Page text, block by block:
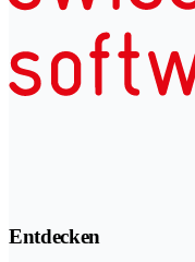
Entdecken